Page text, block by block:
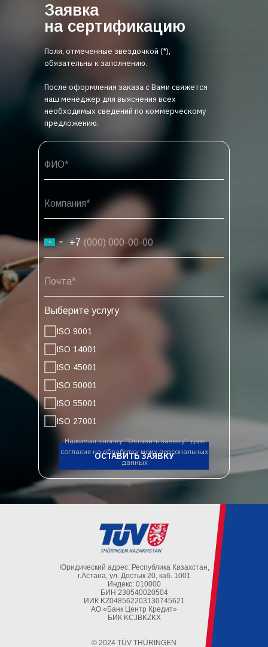
Заявка
на сертификацию
Поля, отмеченные звездочкой (*),
обязательны к заполнению.
После оформления заказа с Вами свяжется
наш менеджер для выяснения всех
необходимых сведений по коммерческому
предложению.
+7
Выберите услугу
ISO 9001
ISO 14001
ISO 45001
ISO 50001
ISO 55001
ISO 27001
ОСТАВИТЬ ЗАЯВКУ
Нажимая кнопку “Оставить заявку” даю
согласие на обработку моих персональных
данных
Юридический адрес: Республика Казахстан,
г.Астана, ул. Достык 20, каб. 1001
Индекс: 010000
БИН 230540020504
ИИК KZ048562203130745621
АО «Банк Центр Кредит»
БИК KCJBKZKX
© 2024 TÜV THÜRINGEN